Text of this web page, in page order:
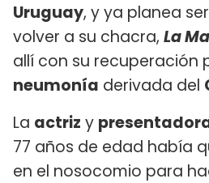
Uruguay, y ya planea
volver a su chacra, La
allí con su recuperación
neumonía derivada del
La actriz y
77 años de edad había
en el nosocomio para